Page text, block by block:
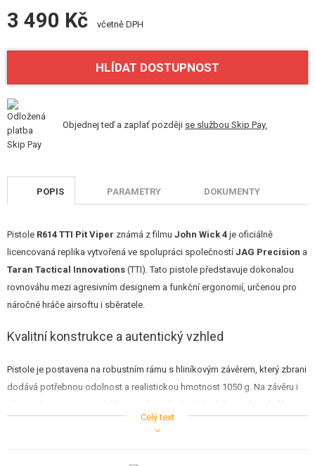
KONTAKT
3 490 Kč včetně DPH
HLÍDAT DOSTUPNOST
Objednej teď a zaplať později se službou Skip Pay.
POPIS PARAMETRY DOKUMENTY
Pistole R614 TTI Pit Viper známá z filmu John Wick 4 je oficiálně
licencovaná replika vytvořená ve spolupráci společností JAG Precision a
Taran Tactical Innovations (TTI). Tato pistole představuje dokonalou
rovnováhu mezi agresivním designem a funkční ergonomií, určenou pro
náročné hráče airsoftu i sběratele.
Kvalitní konstrukce a autentický vzhled
Pistole je postavena na robustním rámu s hliníkovým závěrem, který zbrani
dodává potřebnou odolnost a realistickou hmotnost 1050 g. Na závěru i
rámu naleznete autentické laserové značení a hluboké
gravírování log
a označeníPit Viper
Celý text